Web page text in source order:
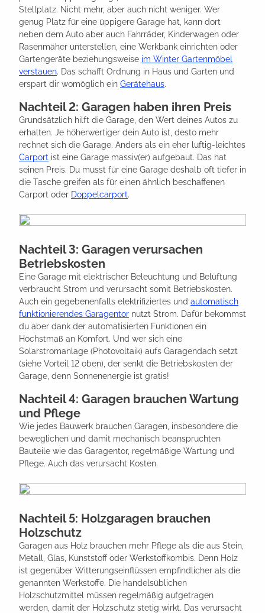
Stellplatz. Nicht mehr, aber auch nicht weniger. Wer
genug Platz für eine üppigere Garage hat, kann dort
neben dem Auto aber auch Fahrräder, Kinderwagen oder
Rasenmäher unterstellen, eine Werkbank einrichten oder
Gartengeräte beziehungsweise im Winter Gartenmöbel
verstauen. Das schafft Ordnung in Haus und Garten und
erspart dir womöglich ein Gerätehaus.
Nachteil 2: Garagen haben ihren Preis
Grundsätzlich hilft die Garage, den Wert deines Autos zu
erhalten. Je höherwertiger dein Auto ist, desto mehr
rechnet sich die Garage. Anders als ein eher luftig-leichtes
Carport ist eine Garage massiv(er) aufgebaut. Das hat
seinen Preis. Du musst für eine Garage deshalb oft tiefer in
die Tasche greifen als für einen ähnlich beschaffenen
Carport oder Doppelcarport.
Nachteil 3: Garagen verursachen
Betriebskosten
Eine Garage mit elektrischer Beleuchtung und Belüftung
verbraucht Strom und verursacht somit Betriebskosten.
Auch ein gegebenenfalls elektrifiziertes und automatisch
funktionierendes Garagentor nutzt Strom. Dafür bekommst
du aber dank der automatisierten Funktionen ein
Höchstmaß an Komfort. Und wer sich eine
Solarstromanlage (Photovoltaik) aufs Garagendach setzt
(siehe Vorteil 12 oben), der senkt die Betriebskosten der
Garage, denn Sonnenenergie ist gratis!
Nachteil 4: Garagen brauchen Wartung
und Pflege
Wie jedes Bauwerk brauchen Garagen, insbesondere die
beweglichen und damit mechanisch beanspruchten
Bauteile wie das Garagentor, regelmäßige Wartung und
Pflege. Auch das verursacht Kosten.
Nachteil 5: Holzgaragen brauchen
Holzschutz
Garagen aus Holz brauchen mehr Pflege als die aus Stein,
Metall, Glas, Kunststoff oder Werkstoffkombis. Denn Holz
ist gegenüber Witterungseinflüssen empfindlicher als die
genannten Werkstoffe. Die handelsüblichen
Holzschutzmittel müssen regelmäßig aufgetragen
werden, damit der Holzschutz stetig wirkt. Das verursacht